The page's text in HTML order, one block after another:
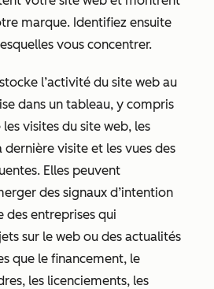
marque. Identifiez ensuite
vous concentrer.
l’activité du site web au
dans un tableau, y compris
visites du site web, les
dernière visite et les vues des
Elles peuvent
des signaux d’intention
des entreprises qui
sur le web ou des actualités
que le financement, le
les licenciements, les